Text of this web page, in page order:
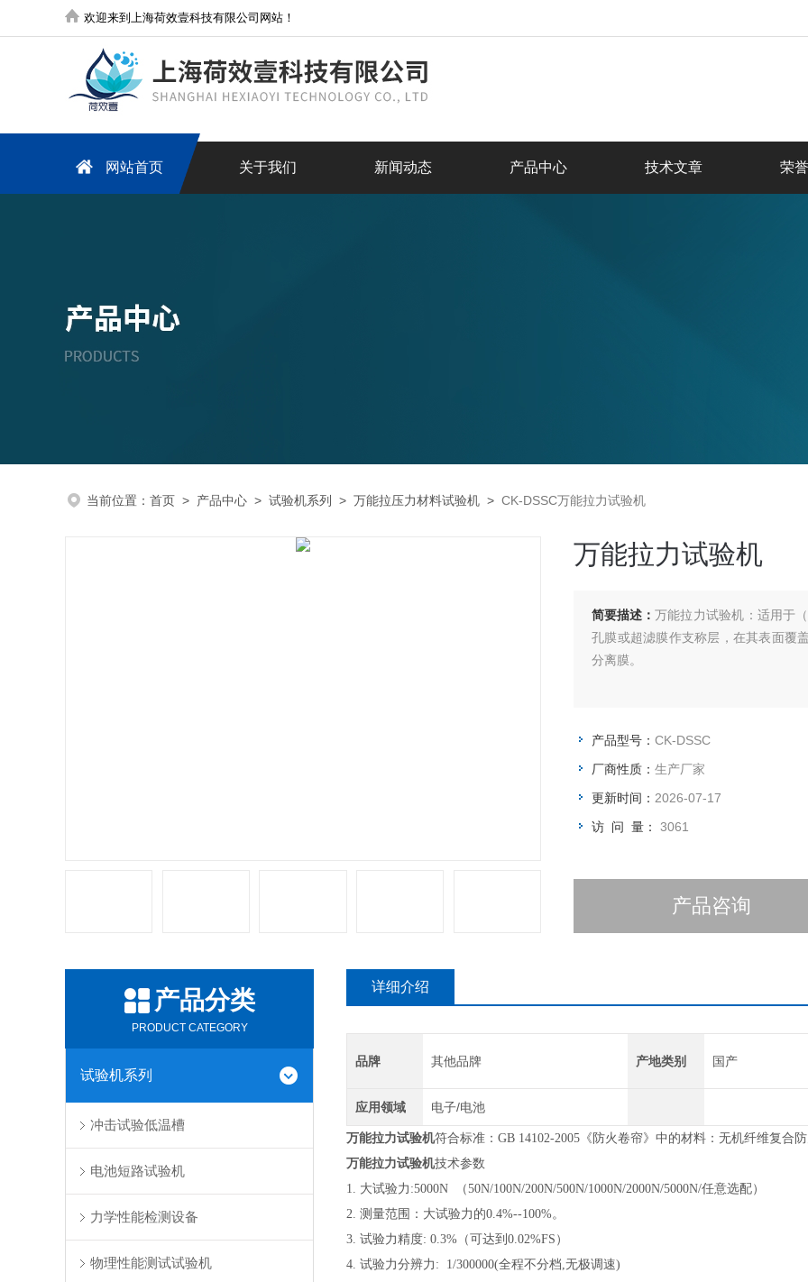
欢迎来到上海荷效壹科技有限公司网站！
网站首页 关于我们 新闻动态 产品中心 技术文章 荣
当前位置： 首页 > 产品中心 > 试验机系列 > 万能拉压力材料试验机 > CK-DSSC万能拉力试验机
万能拉力试验机
简要描述： 万能拉力试验机：适用于
孔膜或超滤膜作支称层，在其表面覆
分离膜。
产品型号： CK-DSSC
厂商性质： 生产厂家
更新时间： 2026-07-17
访 问 量： 3061
产品咨询
产品分类
PRODUCT CATEGORY
试验机系列
冲击试验低温槽
电池短路试验机
力学性能检测设备
物理性能测试试验机
详细介绍
品牌 其他品牌 产地类别 国产
应用领域 电子/电池
万能拉力试验机符合标准： GB 14102-2005《防火卷帘》中的材料：无机纤维复合
万能拉力试验机技术参数
1. 大试验力:5000N （50N/100N/200N/500N/1000N/2000N/5000N/任意选配）
2. 测量范围：大试验力的0.4%--100%。
3. 试验力精度: 0.3%（可达到0.02%FS）
4. 试验力分辨力: 1/300000(全程不分档,无极调速)